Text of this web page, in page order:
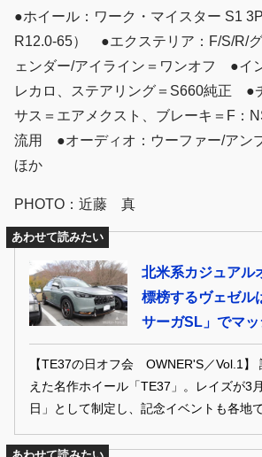
●ホイール：ワーク・マイスター S1
R12.0-65） ●エクステリア：F/S/R/
ェンダー/アイライン＝ワンオフ ●イ
レカロ、ステアリング＝S660純正 ●
サス＝エアメクスト、ブレーキ＝F：
流用 ●オーディオ：ウーファー/アン
ほか
PHOTO：近藤 真
あわせて読みたい
北米系カジュアル
標榜するヴェゼル
サーガSL」でマッ
【TE37の日オフ会 OWNER'S／Vol.1】
えた名作ホイール「TE37」。レイズが3
日」として制定し、記念イベントも各地
台！ TE37を愛するユーザーたちの愛車